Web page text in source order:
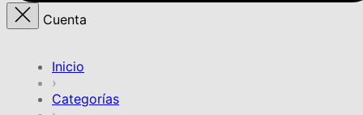
Cuenta
Inicio
›
Categorías